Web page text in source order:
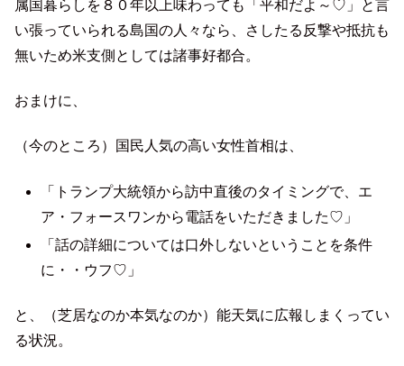
属国暮らしを８０年以上味わっても「平和だよ～♡」と言
い張っていられる島国の人々なら、さしたる反撃や抵抗も
無いため米支側としては諸事好都合。
おまけに、
（今のところ）国民人気の高い女性首相は、
「トランプ大統領から訪中直後のタイミングで、エ
ア・フォースワンから電話をいただきました♡」
「話の詳細については口外しないということを条件
に・・ウフ♡」
と、（芝居なのか本気なのか）能天気に広報しまくってい
る状況。